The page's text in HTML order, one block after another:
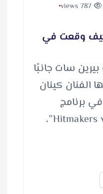
وقعت في
سات جانبًا
الفنان كينان
برنامج
“Hitmakers with Arem & Arman”،